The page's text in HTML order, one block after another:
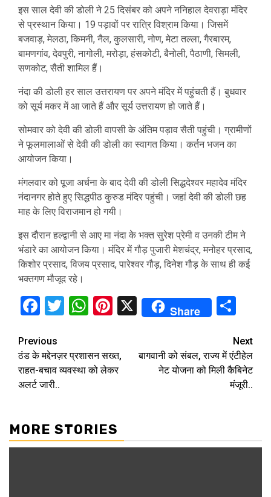
इस साल देवी की डोली ने 25 दिसंबर को अपने ननिहाल देवराड़ा मंदिर
से प्रस्थान किया। 19 पड़ावों पर रात्रि विश्राम किया। जिसमें
बजवाड़, मेलठा, किमनी, नैल, कुलसारी, नोण, मेटा तल्ला, गैरबारम,
बामणगांव, देवपुरी, नागोली, मरोड़ा, हंसकोटी, बैनोली, पैठाणी, सिमली,
सणकोट, सैती शामिल हैं।
नंदा की डोली हर साल उत्तरायण पर अपने मंदिर में पहुंचती हैं। बुधवार
को सूर्य मकर में आ जाते हैं और सूर्य उत्तरायण हो जाते हैं।
सोमवार को देवी की डोली वापसी के अंतिम पड़ाव सैती पहुंची। ग्रामीणों
ने फूलमालाओं से देवी की डोली का स्वागत किया। कर्तन भजन का
आयोजन किया।
मंगलवार को पूजा अर्चना के बाद देवी की डोली सिद्धदेश्वर महादेव मंदिर
नंदानगर होते हुए सिद्धपीठ कुरुड मंदिर पहुंची। जहां देवी की डोली छह
माह के लिए विराजमान हो गयी।
इस दौरान हल्द्वानी से आए मा नंदा के भक्त सुरेश प्रेमी व उनकी टीम ने
भंडारे का आयोजन किया। मंदिर में गौड़ पुजारी मेशचंद्र, मनोहर प्रसाद,
किशोर प्रसाद, विजय प्रसाद, पारेश्वर गौड़, दिनेश गौड़ के साथ ही कई
भक्तगण मौजूद रहे।
Facebook
Twitter
WhatsApp
Pinterest
X Share
Continue
Reading
Previous
ठंड के मद्देनज़र प्रशासन सख्त,
राहत-बचाव व्यवस्था को लेकर
अलर्ट जारी..
Next
बागवानी को संबल, राज्य में एंटीहेल
नेट योजना को मिली कैबिनेट
मंजूरी..
MORE STORIES